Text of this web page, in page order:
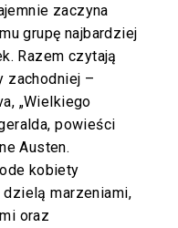
zaczyna
grupę najbardziej
Razem czytają
zachodniej –
„Wielkiego
powieści
Austen.
kobiety
marzeniami,
oraz